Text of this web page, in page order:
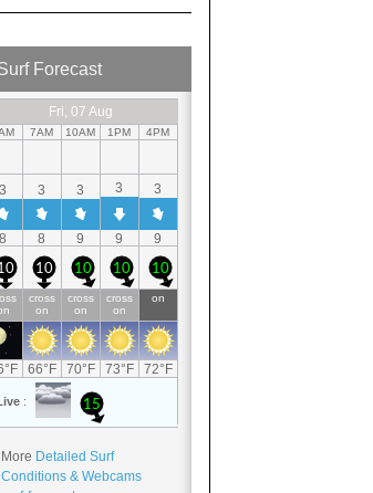
More Detailed Surf
Conditions & Webcams